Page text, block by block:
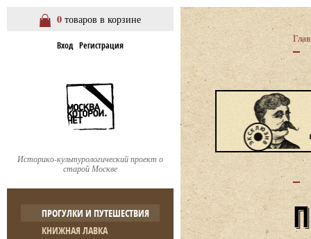
0 товаров в корзине
Вход Регистрация
Историко-культурологический проект о
старой Москве
ПРОГУЛКИ И ПУТЕШЕСТВИЯ
КНИЖНАЯ ЛАВКА